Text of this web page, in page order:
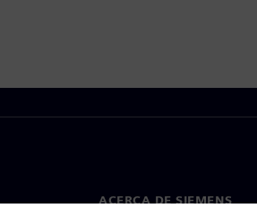
ACERCA DE SIEMENS